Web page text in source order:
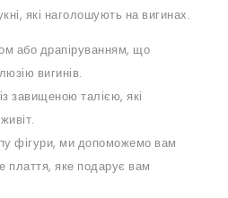
які наголошують на вигинах.
або драпіруванням, що
вигинів.
завищеною талією, які
фігури, ми допоможемо вам
плаття, яке подарує вам